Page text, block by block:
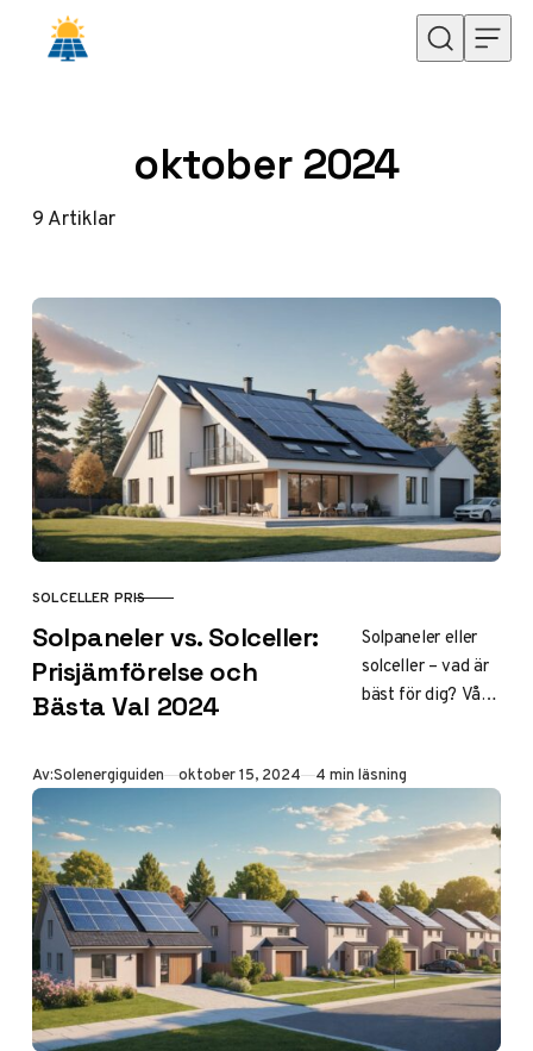
Hoppa till innehåll
oktober 2024
9Artiklar
KATEGORI
SOLCELLER PRIS
Solpaneler vs. Solceller:
Prisjämförelse och
Bästa Val 2024
Solpaneler eller
solceller – vad är
bäst för dig? Vår
hjälper dig göra
rätt val. Klicka för
expertanalys och
vägledning!
Av:Solenergiguiden Publicerad
oktober 15, 2024 4 min läsning